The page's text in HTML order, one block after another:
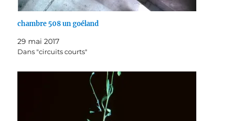
chambre 508 un goéland
29 mai 2017
Dans "circuits courts"